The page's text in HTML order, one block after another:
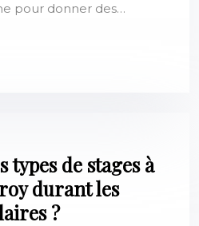
pour donner des…
types de stages à
durant les
?